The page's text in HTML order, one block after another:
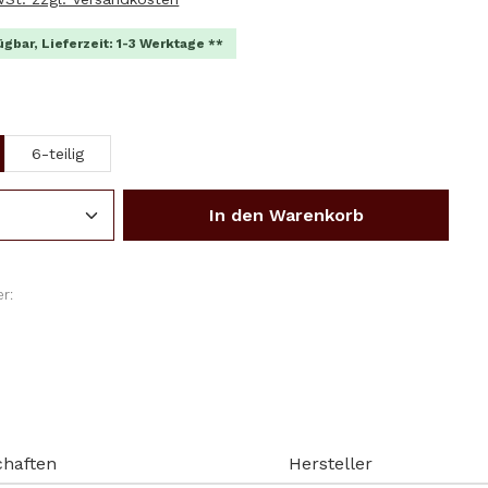
Lieferzeit: 1-3 Werktage **
6-teilig
Anzahl: Gib den gewünschten Wert
In den Warenkorb
Hersteller